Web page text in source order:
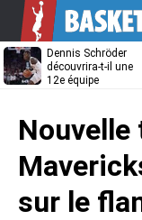
Dennis Schröder
découvrira-t-il une
12e équipe
Unibet
Nouvelle
sur le